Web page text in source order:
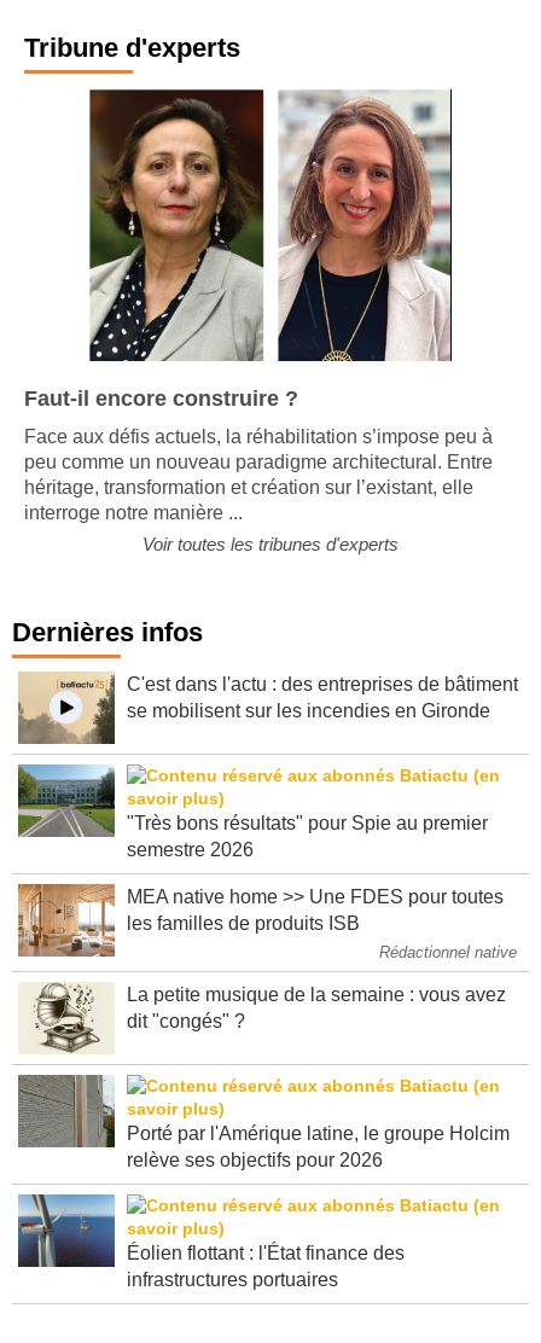
Tribune d'experts
Face aux défis actuels, la réhabilitation s’impose peu à
peu comme un nouveau paradigme architectural. Entre
héritage, transformation et création sur l’existant, elle
Dernières infos
C'est dans l'actu : des entreprises de bâtiment
"Très bons résultats" pour Spie au premier
MEA native home >> Une FDES pour toutes
Rédactionnel native
La petite musique de la semaine : vous avez
Porté par l'Amérique latine, le groupe Holcim
Éolien flottant : l'État finance des